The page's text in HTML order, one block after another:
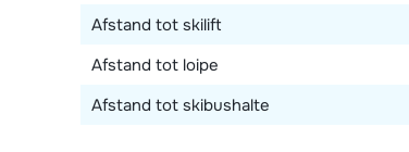
Afstand tot skilift
Afstand tot loipe
Afstand tot skibushalte